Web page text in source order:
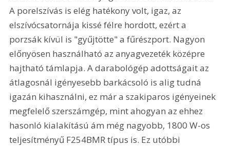
A porelszívás is elég hatékony volt, igaz, az
elszívócsatornája kissé félre hordott, ezért a
porzsák kívül is "gyűjtötte" a fűrészport. Nagyon
előnyösen használható az anyagvezeték középre
hajtható támlapja. A darabológép adottságait az
átlagosnál igényesebb barkácsoló is alig tudná
igazán kihasználni, ez már a szakiparos igényeinek
megfelelő szerszámgép, mint ahogyan az ehhez
hasonló kialakítású ám még nagyobb, 1800 W-os
teljesítményű F254BMR típus is. Ez utóbbi